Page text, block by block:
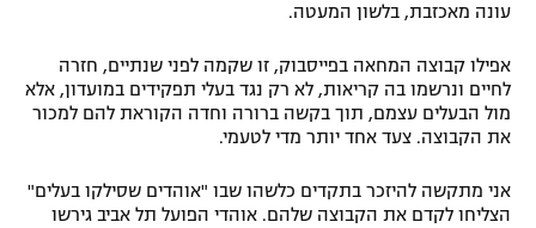
מדיניות פרטיות
תקנון פעילות ספורט 1
רשיון להקרנה פומבית לבית עסק
אומנויות לחימה
גיימינג E-Sports
עונה מאכזבת, בלשון המעטה.
אפילו קבוצה המחאה בפייסבוק, זו שקמה לפני שנתיים, חזרה
לחיים ונרשמו בה קריאות, לא רק נגד בעלי תפקידים במועדון, אלא
מול הבעלים עצמם, תוך בקשה ברורה וחדה הקוראת להם למכור
את הקבוצה. צעד אחד יותר מדי לטעמי.
אני מתקשה להיזכר בתקדים כלשהו שבו "אוהדים שסילקו בעלים"
הצליחו לקדם את הקבוצה שלהם. אוהדי הפועל תל אביב גירשו